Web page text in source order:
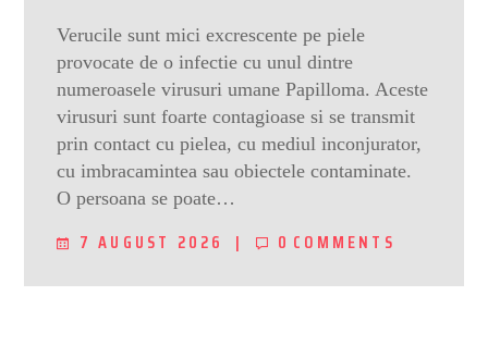
Verucile sunt mici excrescente pe piele
provocate de o infectie cu unul dintre
numeroasele virusuri umane Papilloma. Aceste
virusuri sunt foarte contagioase si se transmit
prin contact cu pielea, cu mediul inconjurator,
cu imbracamintea sau obiectele contaminate.
O persoana se poate…
7 AUGUST 2026 0 COMMENTS